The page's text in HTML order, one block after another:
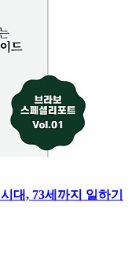
대, 73세까지 일하기